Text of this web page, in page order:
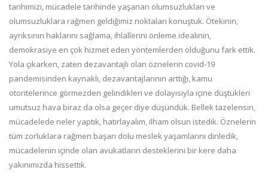
tarihimizi, mücadele tarihinde yaşanan olumsuzlukları ve
olumsuzluklara rağmen geldiğimiz noktaları konuştuk. Ötekinin,
ayrıksının haklarını sağlama, ihlallerini önleme idealinin,
demokrasiye en çok hizmet eden yöntemlerden olduğunu fark ettik.
Yola çıkarken, zaten dezavantajlı olan öznelerin covid-19
pandemisinden kaynaklı, dezavantajlarının arttığı, kamu
otoritelerince görmezden gelindikleri ve dolayısıyla içine düştükleri
umutsuz hava biraz da olsa geçer diye düşündük. Bellek tazelensin,
mücadelede neler yaptık, hatırlayalım, ilham olsun istedik. Öznelerin
tüm zorluklara rağmen başarı dolu meslek yaşamlarını dinledik,
mücadelenin içinde olan avukatların desteklerini bir kere daha
yakınımızda hissettik.